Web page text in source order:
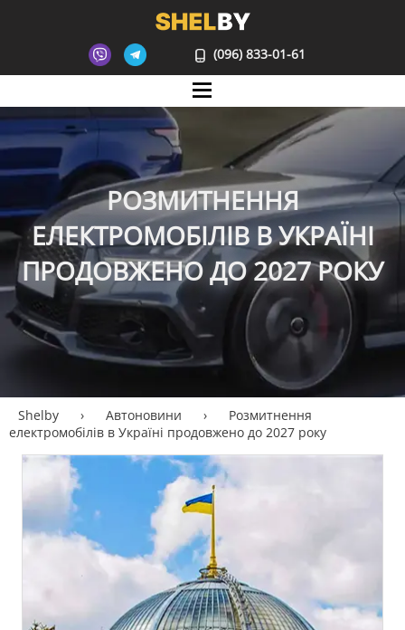
(096) 833-01-61
Mane
РОЗМИТНЕННЯ
ЕЛЕКТРОМОБІЛІВ В УКРАЇНІ
ПРОДОВЖЕНО ДО 2027 РОКУ
Shelby › Автоновини ›
Розмитнення
електромобілів в Україні продовжено до 2027 року